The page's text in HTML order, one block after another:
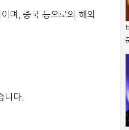
며, 중국 등으로의 해외
니다.